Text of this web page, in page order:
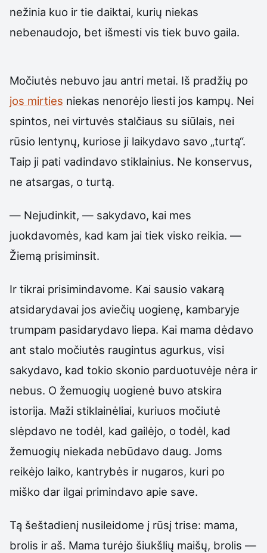
nežinia kuo ir tie daiktai, kurių niekas
nebenaudojo, bet išmesti vis tiek buvo gaila.
Močiutės nebuvo jau antri metai. Iš pradžių po
jos mirties niekas nenorėjo liesti jos kampų. Nei
spintos, nei virtuvės stalčiaus su siūlais, nei
rūsio lentynų, kuriose ji laikydavo savo „turtą“.
Taip ji pati vadindavo stiklainius. Ne konservus,
ne atsargas, o turtą.
— Nejudinkit, — sakydavo, kai mes
juokdavomės, kad kam jai tiek visko reikia. —
Žiemą prisiminsit.
Ir tikrai prisimindavome. Kai sausio vakarą
atsidarydavai jos aviečių uogienę, kambaryje
trumpam pasidarydavo liepa. Kai mama dėdavo
ant stalo močiutės raugintus agurkus, visi
sakydavo, kad tokio skonio parduotuvėje nėra ir
nebus. O žemuogių uogienė buvo atskira
istorija. Maži stiklainėliai, kuriuos močiutė
slėpdavo ne todėl, kad gailėjo, o todėl, kad
žemuogių niekada nebūdavo daug. Joms
reikėjo laiko, kantrybės ir nugaros, kuri po
miško dar ilgai primindavo apie save.
Tą šeštadienį nusileidome į rūsį trise: mama,
brolis ir aš. Mama turėjo šiukšlių maišų, brolis —